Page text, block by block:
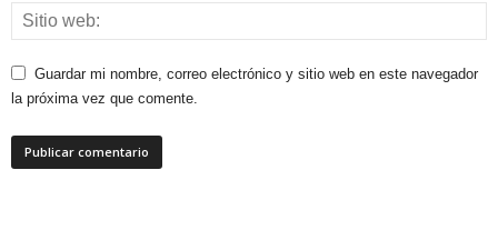
Guardar mi nombre, correo electrónico y sitio web en este navegador
la próxima vez que comente.